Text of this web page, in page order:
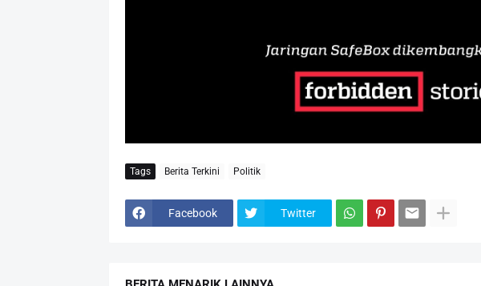
Tags Berita Terkini Politik
Facebook Twitter